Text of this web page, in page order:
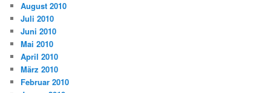
August 2010
Juli 2010
Juni 2010
Mai 2010
April 2010
März 2010
Februar 2010